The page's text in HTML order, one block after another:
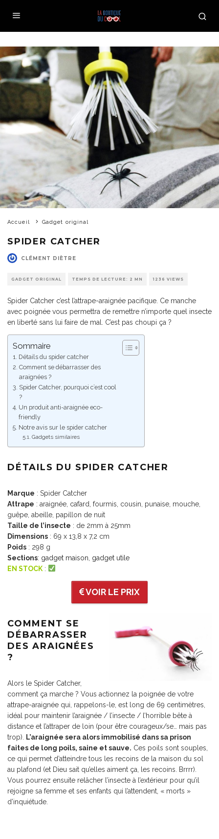
Accueil Gadget original
SPIDER CATCHER
CLÉMENT DIÈTRE
GADGET ORIGINAL TEMPS DE LECTURE: 2 MN 1236 VIEWS
Spider Catcher c’est l’attrape-araignée pacifique. Ce manche
avec poignée vous permettra de remettre n’importe quel insecte
en liberté sans lui faire de mal. C’est pas choupi ça ?
Sommaire
Détails du spider catcher
Comment se débarrasser des
araignées ?
Spider Catcher, pourquoi c’est cool
?
Un produit anti-araignée eco-
friendly
Notre avis sur le spider catcher
Gadgets similaires
DÉTAILS DU SPIDER CATCHER
Marque : Spider Catcher
Attrape : araignée, cafard, fourmis, cousin, punaise, mouche,
guêpe, abeille, papillon de nuit
Taille de l’insecte : de 2mm à 25mm
Dimensions : 69 x 13,8 x 7,2 cm
Poids : 298 g
Sections: gadget maison gadget utile
EN STOCK :
VOIR LE PRIX
COMMENT SE
DÉBARRASSER
DES ARAIGNÉES
?
Alors le Spider Catcher,
comment ça marche ? Vous actionnez la poignée de votre
attrape-araignée qui, rappelons-le, est long de 69 centimètres,
idéal pour maintenir l’araignée / l’insecte / l’horrible bête à
distance et l’attraper de loin (pour être courageux/se… mais pas
trop).
L’araignée sera alors immobilisé dans sa prison
faites de long poils, saine et sauve. Ces poils sont souples,
ce qui permet d’atteindre tous les recoins de la maison du sol
au plafond (et Dieu sait qu’elles aiment ça, les recoins. Brrrr).
Vous pourrez ensuite relâcher l’insecte à l’extérieur pour qu’il
rejoigne sa femme et ses enfants qui l’attendent, « morts »
d’inquiétude.